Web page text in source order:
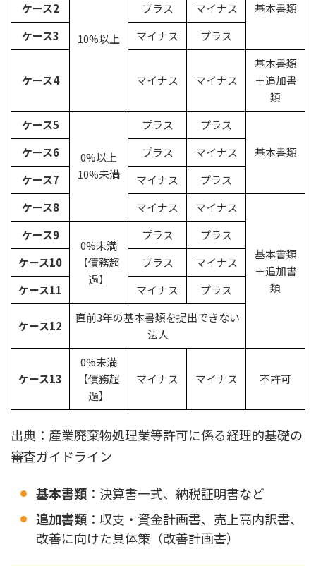
10%以上
基本書類
ケース2 プラス
マイナス
ケース3
マイナス プラス
ケース4 マイナス マイナス
基本書類
＋追加書
類
ケース5
0%以上
10%未満
プラス
プラス
基本書類
ケース6 プラス
マイナス
ケース7
マイナス
プラス
ケース8
マイナス マイナス
基本書類
＋追加書
類
ケース9
0%未満
【債務超
過】
プラス
プラス
ケース10
プラス
マイナス
ケース11
マイナス プラス
ケース12
直前3年の基本書類を提出できない
法人
ケース13
0%未満
【債務超
過】
マイナス マイナス 不許可
出典：産業廃棄物処理業等許可に係る経理的基礎の
審査ガイドライン
基本書類 ：決算書一式、納税証明書など
追加書類 ：収支・資金計画書、売上高内訳書、
改善に向けた具体策（改善計画書）